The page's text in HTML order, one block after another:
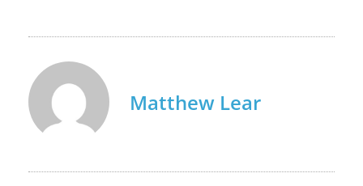
Matthew Lear